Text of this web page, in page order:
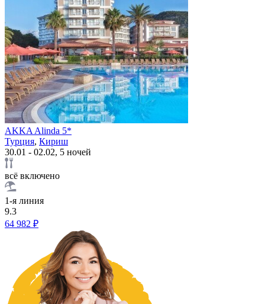
AKKA Alinda 5*
Турция, Кириш
30.01 - 02.02, 5 ночей
всё включено
1-я линия
9.3
64 982 ₽